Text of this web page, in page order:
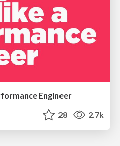
Engineer
28 2.7k